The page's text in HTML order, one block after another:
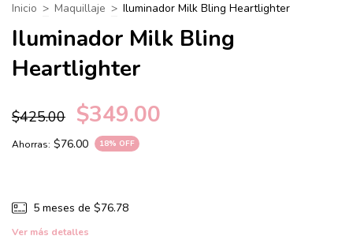
Inicio > Maquillaje > Iluminador Milk Bling Heartlighter
Iluminador Milk Bling
Heartlighter
$425.00 $349.00
Ahorras: $76.00 18% OFF
5 meses de $76.78
Ver más detalles